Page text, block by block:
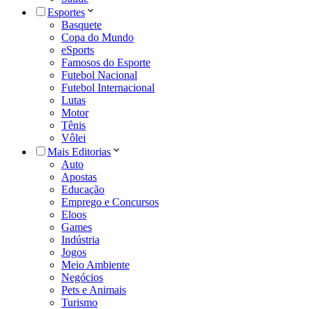
Esportes
Basquete
Copa do Mundo
eSports
Famosos do Esporte
Futebol Nacional
Futebol Internacional
Lutas
Motor
Tênis
Vôlei
Mais Editorias
Auto
Apostas
Educação
Emprego e Concursos
Eloos
Games
Indústria
Jogos
Meio Ambiente
Negócios
Pets e Animais
Turismo